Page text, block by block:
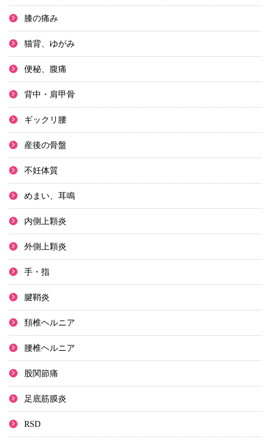
膝の痛み
猫背、ゆがみ
便秘、腹痛
背中・肩甲骨
ギックリ腰
産後の骨盤
不妊体質
めまい、耳鳴
内側上顆炎
外側上顆炎
手・指
腱鞘炎
頚椎ヘルニア
腰椎ヘルニア
股関節痛
足底筋膜炎
RSD